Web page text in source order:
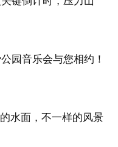
园音乐会与您相约！
水面，不一样的风景